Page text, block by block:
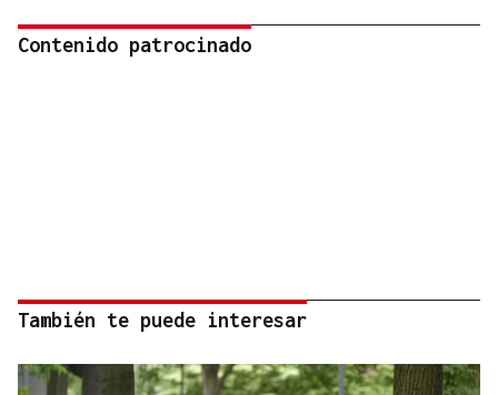
Contenido patrocinado
También te puede interesar